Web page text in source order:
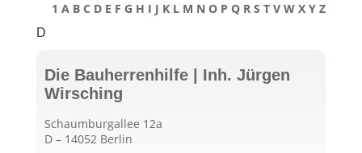
1 A B C D E F G H I J K L M N O P Q R S T V W X Y Z
D
Die Bauherrenhilfe | Inh. Jürgen
Wirsching
Schaumburgallee 12a
D – 14052 Berlin